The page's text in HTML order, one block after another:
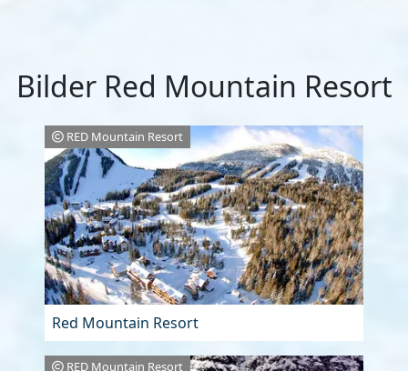
Bilder Red Mountain Resort
RED Mountain Resort
Red Mountain Resort
RED Mountain Resort